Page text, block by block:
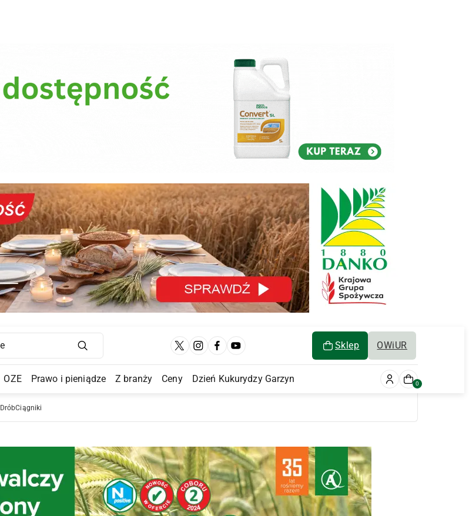
Sklep OWiUR
Main Navigation
OZE Prawo i pieniądze Z branży Ceny Dzień Kukurydzy Garzyn 0
DróbCiągniki